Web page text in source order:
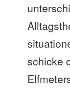
schicke